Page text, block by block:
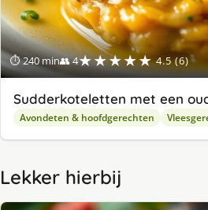
⏱ 240 min👥 4★★★★★ 4.5 (6)
Sudderkoteletten met een
Avondeten & hoofdgerechten
Lekker hierbij